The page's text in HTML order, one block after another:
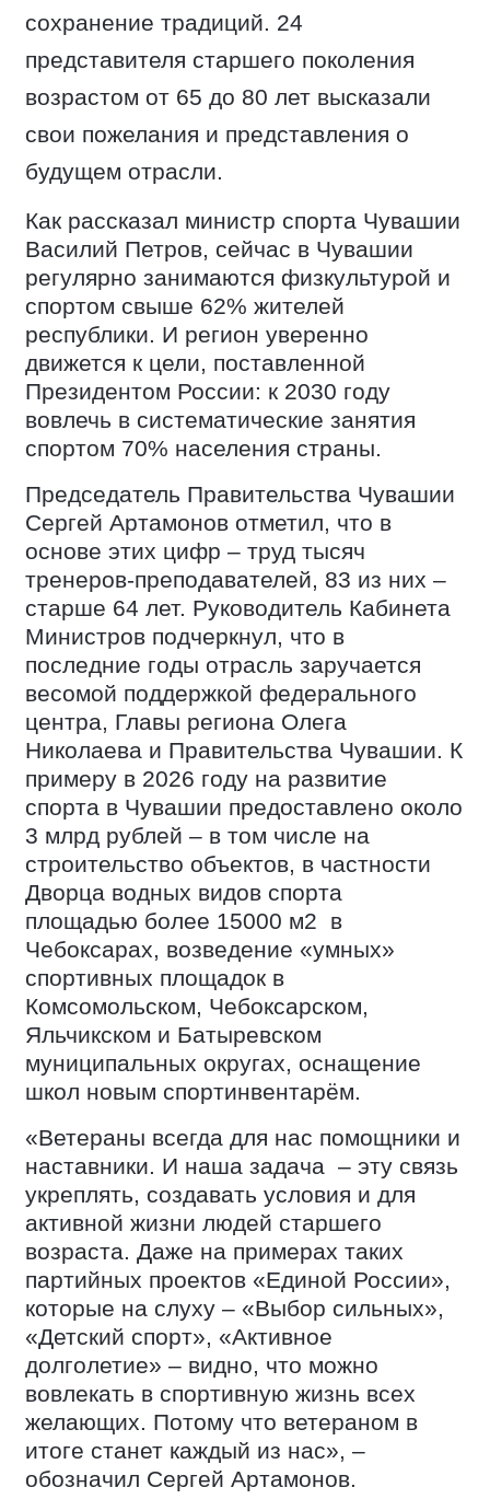
сохранение традиций. 24
представителя старшего поколения
возрастом от 65 до 80 лет высказали
свои пожелания и представления о
будущем отрасли.
Как рассказал министр спорта Чувашии
Василий Петров, сейчас в Чувашии
регулярно занимаются физкультурой и
спортом свыше 62% жителей
республики. И регион уверенно
движется к цели, поставленной
Президентом России: к 2030 году
вовлечь в систематические занятия
спортом 70% населения страны.
Председатель Правительства Чувашии
Сергей Артамонов отметил, что в
основе этих цифр – труд тысяч
тренеров-преподавателей, 83 из них –
старше 64 лет. Руководитель Кабинета
Министров подчеркнул, что в
последние годы отрасль заручается
весомой поддержкой федерального
центра, Главы региона Олега
Николаева и Правительства Чувашии. К
примеру в 2026 году на развитие
спорта в Чувашии предоставлено около
3 млрд рублей – в том числе на
строительство объектов, в частности
Дворца водных видов спорта
площадью более 15000 м2 в
Чебоксарах, возведение «умных»
спортивных площадок в
Комсомольском, Чебоксарском,
Яльчикском и Батыревском
муниципальных округах, оснащение
школ новым спортинвентарём.
«Ветераны всегда для нас помощники и
наставники. И наша задача – эту связь
укреплять, создавать условия и для
активной жизни людей старшего
возраста. Даже на примерах таких
партийных проектов «Единой России»,
которые на слуху – «Выбор сильных»,
«Детский спорт», «Активное
долголетие» – видно, что можно
вовлекать в спортивную жизнь всех
желающих. Потому что ветераном в
итоге станет каждый из нас», –
обозначил Сергей Артамонов.